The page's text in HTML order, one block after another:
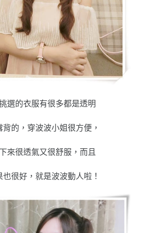
選的衣服有很多都是透明
背的，穿波波小姐很方便，
來很透氣又很舒服，而且
很好，就是波波動人啦！